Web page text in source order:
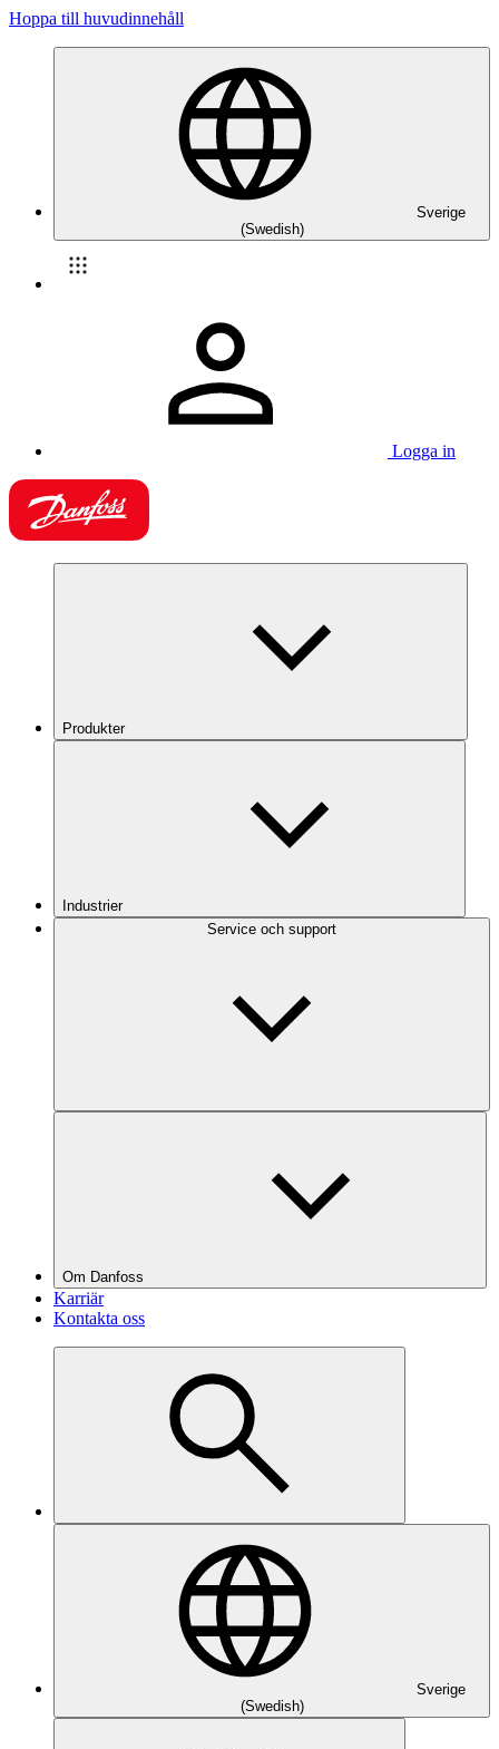
Hoppa till huvudinnehåll
Sverige
(Swedish)
Logga in
Produkter
Industrier
Service och support
Om Danfoss
Karriär
Kontakta oss
Sverige
(Swedish)